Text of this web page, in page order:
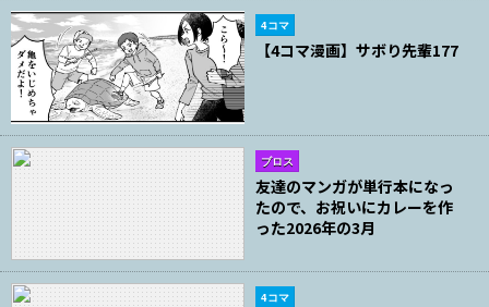
4コマ
【4コマ漫画】サボり先輩177
ブロス
友達のマンガが単行本になっ
たので、お祝いにカレーを作
った2026年の3月
4コマ